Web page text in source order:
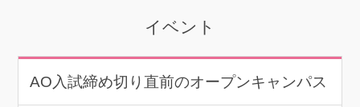
イベント
AO入試締め切り直前のオープンキャンパス